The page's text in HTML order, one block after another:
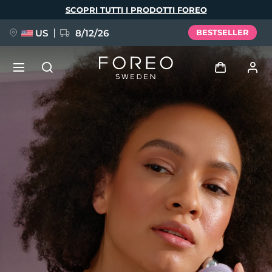
SCOPRI TUTTI I PRODOTTI FOREO
US 8/12/26 BESTSELLER
Accedi
Profilo utente
I miei dispositivi
I miei ordini
I miei indirizzi
I miei abbonamenti
NUOVO
FAQ™ Pure Beauty-Tech Elixir
BREAKING NEWS
issa™ Teeth Whitening Set
Lingua
English Deutsch
Español
Français
Italiano
Português
Polski
Svenska
Русский
Türkçe
简体中文 繁體中文